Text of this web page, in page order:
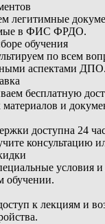
легитимные
в ФИС ФРДО.
обучения
по всем
аспектами ДПО.
бесплатную
и
доступна 24
консультацию
условия
обучении.
к лекциям и